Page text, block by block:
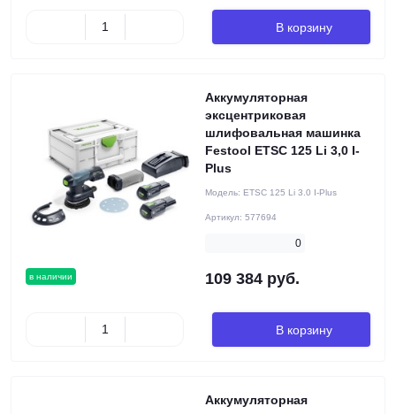
В корзину
в наличии
Аккумуляторная
эксцентриковая
шлифовальная машинка
Festool ETSC 125 Li 3,0 I-
Plus
Модель: ETSC 125 Li 3.0 I-Plus
Артикул: 577694
0
109 384 руб.
В корзину
Аккумуляторная